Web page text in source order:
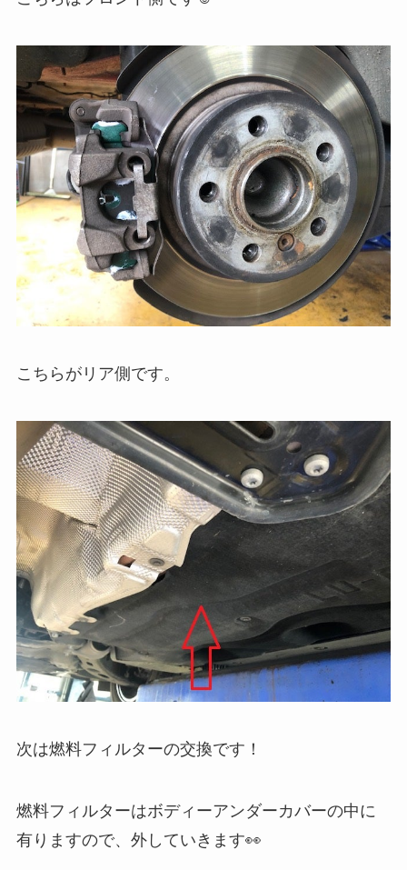
こちらがリア側です。
次は燃料フィルターの交換です！
燃料フィルターはボディーアンダーカバーの中に
有りますので、外していきます👀